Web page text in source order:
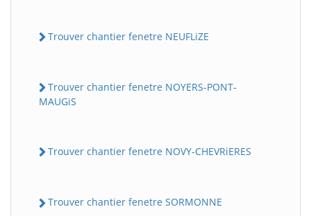
Trouver chantier fenetre NEUFLiZE
Trouver chantier fenetre NOYERS-PONT-
MAUGiS
Trouver chantier fenetre NOVY-CHEVRiERES
Trouver chantier fenetre SORMONNE